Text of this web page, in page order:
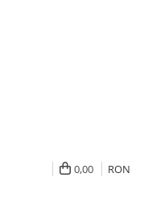
0,00 RON